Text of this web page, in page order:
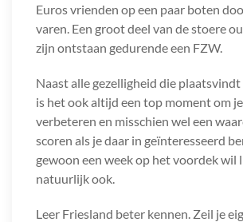
Euros vrienden op een paar boten
varen. Een groot deel van de stoere
zijn ontstaan gedurende een FZW.
Naast alle gezelligheid die
is het ook altijd een top moment om
verbeteren en misschien wel een
scoren als je daar in geïnteresseerd
gewoon een week op het voordek wil
natuurlijk ook.
Leer Friesland beter kennen. Zeil je